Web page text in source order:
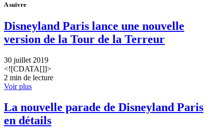
A suivre
Disneyland Paris lance une nouvelle
version de la Tour de la Terreur
30 juillet 2019
<![CDATA[]]>
2 min de lecture
Voir plus
La nouvelle parade de Disneyland Paris
en détails